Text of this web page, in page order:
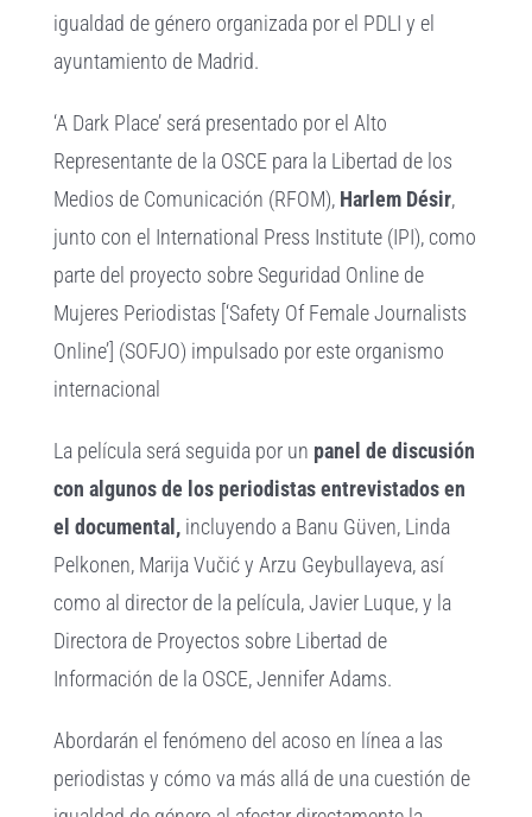
igualdad de género organizada por el PDLI y el
ayuntamiento de Madrid.
‘A Dark Place’ será presentado por el Alto
Representante de la OSCE para la Libertad de los
Medios de Comunicación (RFOM), Harlem Désir,
junto con el International Press Institute (IPI), como
parte del proyecto sobre Seguridad Online de
Mujeres Periodistas [‘Safety Of Female Journalists
Online’] (SOFJO) impulsado por este organismo
internacional
La película será seguida por un panel de discusión
con algunos de los periodistas entrevistados en
el documental, incluyendo a Banu Güven, Linda
Pelkonen, Marija Vučić y Arzu Geybullayeva, así
como al director de la película, Javier Luque, y la
Directora de Proyectos sobre Libertad de
Información de la OSCE, Jennifer Adams.
Abordarán el fenómeno del acoso en línea a las
periodistas y cómo va más allá de una cuestión de